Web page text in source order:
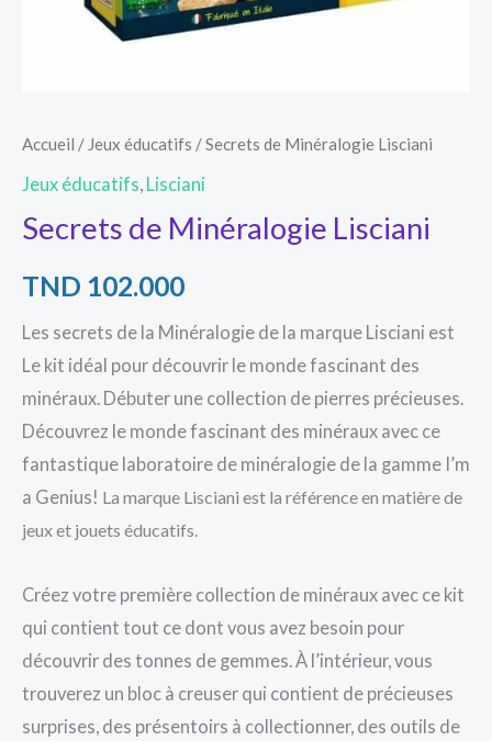
Accueil / Jeux éducatifs / Secrets de Minéralogie Lisciani
Jeux éducatifs, Lisciani
Secrets de Minéralogie Lisciani
TND 102.000
Les secrets de la Minéralogie de la marque Lisciani est
Le kit idéal pour découvrir le monde fascinant des
minéraux. Débuter une collection de pierres précieuses.
Découvrez le monde fascinant des minéraux avec ce
fantastique laboratoire de minéralogie de la gamme I’m
a Genius! La marque Lisciani est la référence en matière de
jeux et jouets éducatifs.
Créez votre première collection de minéraux avec ce kit
qui contient tout ce dont vous avez besoin pour
découvrir des tonnes de gemmes. À l’intérieur, vous
trouverez un bloc à creuser qui contient de précieuses
surprises, des présentoirs à collectionner, des outils de